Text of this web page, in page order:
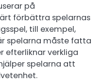
på
förbättra spelarnas
till exempel,
spelarna måste fatta
efterliknar verkliga
spelarna att